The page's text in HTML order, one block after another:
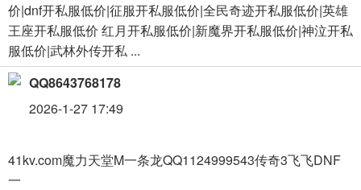
价|dnf开私服低价|征服开私服低价|全民奇迹开私服低价|英雄
王座开私服低价 红月开私服低价|新魔界开私服低价|神泣开私
服低价|武林外传开私 ...
QQ8643768178
2026-1-27 17:49
41kv.com魔力天堂M一条龙QQ1124999543传奇3飞飞DNF
一